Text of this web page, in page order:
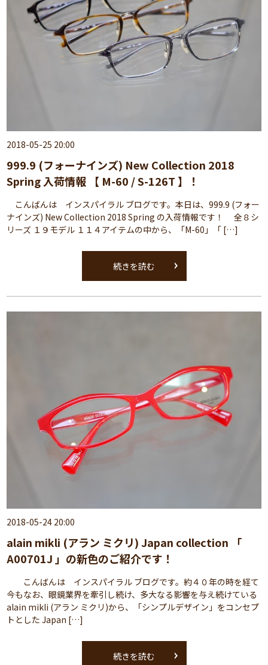
2018-05-25 20:00
999.9 (フォーナインズ) New Collection 2018
Spring 入荷情報 【 M-60 / S-126T 】！
こんばんは インスパイラル ブログです。本日は、999.9 (フォー
ナインズ) New Collection 2018 Spring の入荷情報です！ 全８シ
リーズ １９モデル １１４アイテムの中から、「M-60」「 […]
続きを読む
2018-05-24 20:00
alain mikli (アラン ミクリ) Japan collection 「
A00701J 」の新色のご紹介です！
こんばんは インスパイラル ブログです。約４０年の時を経て
今もなお、眼鏡業界を牽引し続け、多大なる影響を与え続けている
alain mikli (アラン ミクリ)から、「シンプルデザイン」をコンセプ
トとした Japan […]
続きを読む